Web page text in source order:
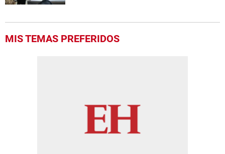
MIS TEMAS PREFERIDOS